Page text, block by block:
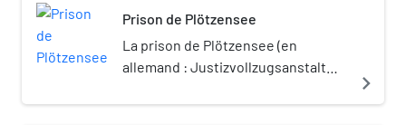
Prison de Plötzensee
La prison de Plötzensee (en
allemand : Justizvollzugsanstalt
pénitentiaire allemand, situé dans
navigate_next